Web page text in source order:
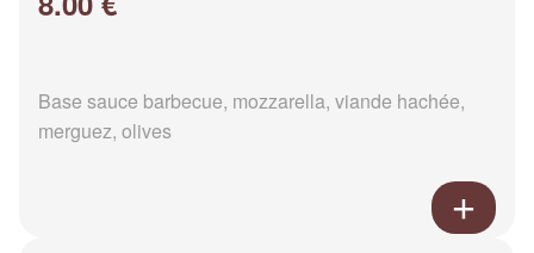
Base sauce barbecue, mozzarella, viande hachée,
merguez, olives